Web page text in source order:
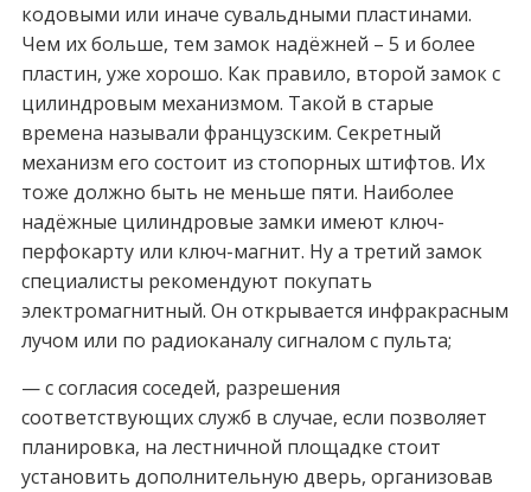
кодовыми или иначе сувальдными пластинами.
Чем их больше, тем замок надёжней – 5 и более
пластин, уже хорошо. Как правило, второй замок с
цилиндровым механизмом. Такой в старые
времена называли французским. Секретный
механизм его состоит из стопорных штифтов. Их
тоже должно быть не меньше пяти. Наиболее
надёжные цилиндровые замки имеют ключ-
перфокарту или ключ-магнит. Ну а третий замок
специалисты рекомендуют покупать
электромагнитный. Он открывается инфракрасным
лучом или по радиоканалу сигналом с пульта;
— с согласия соседей, разрешения
соответствующих служб в случае, если позволяет
планировка, на лестничной площадке стоит
установить дополнительную дверь, организовав